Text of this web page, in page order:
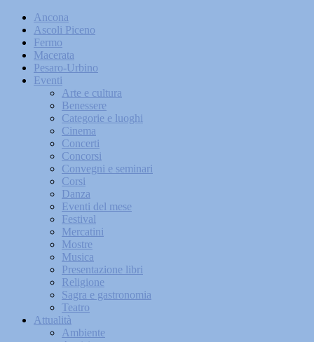
Ancona
Ascoli Piceno
Fermo
Macerata
Pesaro-Urbino
Eventi
Arte e cultura
Benessere
Categorie e luoghi
Cinema
Concerti
Concorsi
Convegni e seminari
Corsi
Danza
Eventi del mese
Festival
Mercatini
Mostre
Musica
Presentazione libri
Religione
Sagra e gastronomia
Teatro
Attualità
Ambiente